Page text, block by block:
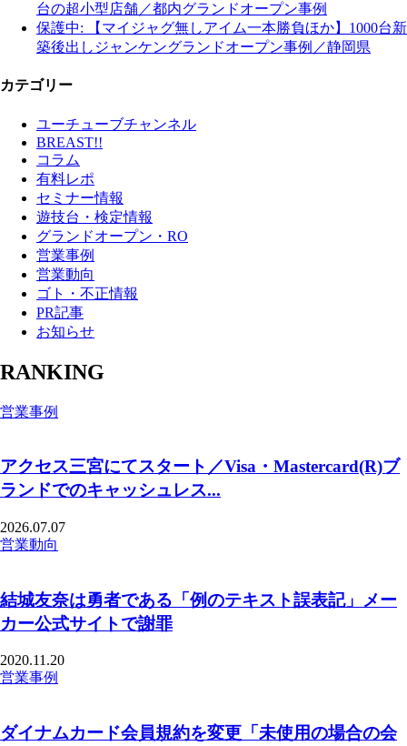
台の超小型店舗／都内グランドオープン事例
保護中: 【マイジャグ無しアイム一本勝負ほか】1000台新
築後出しジャンケングランドオープン事例／静岡県
カテゴリー
ユーチューブチャンネル
BREAST!!
コラム
有料レポ
セミナー情報
遊技台・検定情報
グランドオープン・RO
営業事例
営業動向
ゴト・不正情報
PR記事
お知らせ
RANKING
営業事例
アクセス三宮にてスタート／Visa・Mastercard(R)ブ
ランドでのキャッシュレス...
2026.07.07
営業動向
結城友奈は勇者である「例のテキスト誤表記」メー
カー公式サイトで謝罪
2020.11.20
営業事例
ダイナムカード会員規約を変更「未使用の場合の会